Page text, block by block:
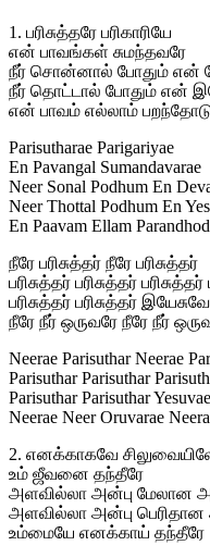
1. பரிசுத்தரே பரிகாரியே
என் பாவங்கள் சுமந்தவரே
நீர் சொன்னால் போதும் என்
நீர் தொட்டால் போதும் என்
என் பாவம் எல்லாம்
Parisutharae Parigariyae
En Pavangal Sumandavarae
Neer Sonal Podhum En
Neer Thottal Podhum En
En Paavam Ellam
நீரே பரிசுத்தர் நீரே பரிசுத்தர்
பரிசுத்தர் பரிசுத்தர் பரிசுத்தர்
பரிசுத்தர் பரிசுத்தர்
நீரே நீர் ஒருவரே நீரே நீர்
Neerae Parisuthar Neerae
Parisuthar Parisuthar
Parisuthar Parisuthar
Neerae Neer Oruvarae
2. எனக்காகவே
உம் ஜீவனை தந்தீரே
அளவில்லா அன்பு மேலான
அளவில்லா அன்பு பெரிதான
உம்மையே எனக்காய் தந்தீரே